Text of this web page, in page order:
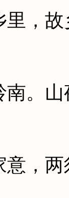
，故
。山
，两